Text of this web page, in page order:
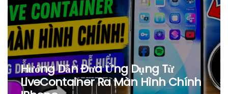
Hướng Dẫn Đưa Ứng Dụng Từ
LiveContainer Ra Màn Hình Chính